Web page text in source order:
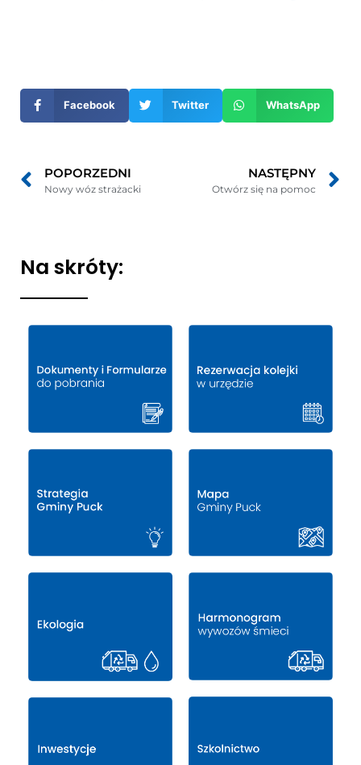
nowym
oknie
Facebook Twitter WhatsApp
POPORZEDNI
Nowy wóz strażacki
NASTĘPNY
Otwórz się na pomoc
Na skróty: